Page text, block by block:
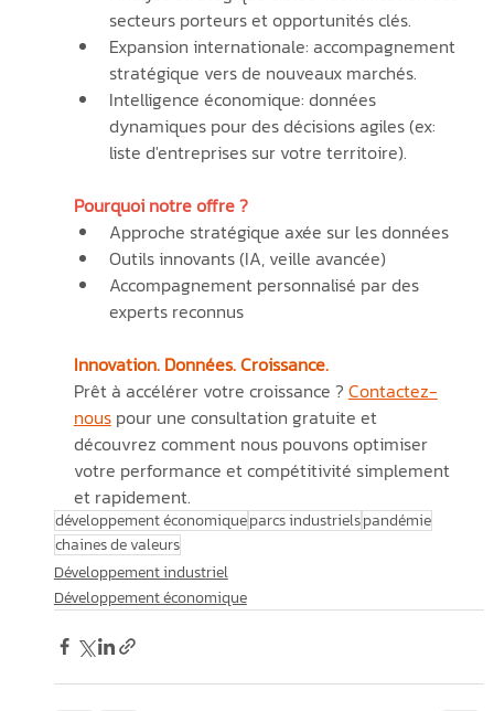
secteurs porteurs et opportunités clés.
Expansion internationale: accompagnement
stratégique vers de nouveaux marchés.
Intelligence économique: données
dynamiques pour des décisions agiles (ex:
liste d'entreprises sur votre territoire).
Pourquoi notre offre ?
Approche stratégique axée sur les données
Outils innovants (IA, veille avancée)
Accompagnement personnalisé par des
experts reconnus
Innovation. Données. Croissance.
Prêt à accélérer votre croissance ? Contactez-
nous pour une consultation gratuite et
découvrez comment nous pouvons optimiser
votre performance et compétitivité simplement
et rapidement.
développement économiqueparcs industrielspandémie
chaines de valeurs
Développement industriel
Développement économique